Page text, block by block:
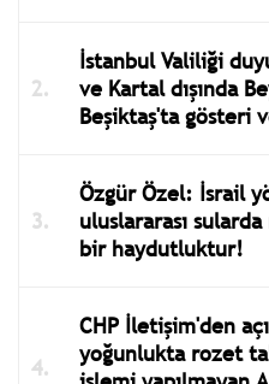
İstanbul Valiliği
ve Kartal dışında
Beşiktaş'ta gösteri
Özgür Özel: İsrail
uluslararası
bir haydutluktur!
CHP İletişim'den
yoğunlukta rozet